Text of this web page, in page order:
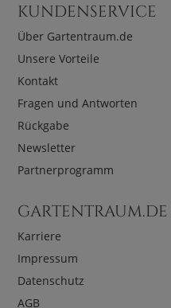
KUNDENSERVICE
Über Gartentraum.de
Unsere Vorteile
Kontakt
Fragen und Antworten
Rückgabe
Newsletter
Partnerprogramm
GARTENTRAUM.DE
Karriere
Impressum
Datenschutz
AGB